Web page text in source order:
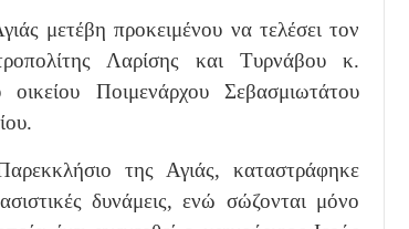
μετέβη προκειμένου να τελέσει τον
Λαρίσης και Τυρνάβου κ.
Ποιμενάρχου Σεβασμιωτάτου
της Αγιάς, καταστράφηκε
δυνάμεις, ενώ σώζονται μόνο